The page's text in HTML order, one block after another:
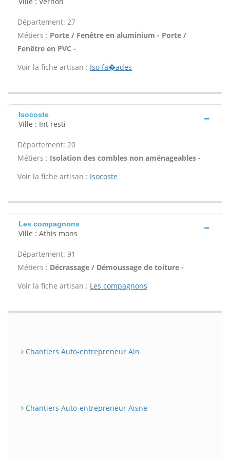
Département: 27
Métiers : Porte / Fenêtre en aluminium - Porte /
Fenêtre en PVC -
Voir la fiche artisan : Iso fa�ades
Isocoste
Ville : Int resti
Département: 20
Métiers : Isolation des combles non aménageables -
Voir la fiche artisan : Isocoste
Les compagnons
Ville : Athis mons
Département: 91
Métiers : Décrassage / Démoussage de toiture -
Voir la fiche artisan : Les compagnons
Chantiers Auto-entrepreneur Ain
Chantiers Auto-entrepreneur Aisne